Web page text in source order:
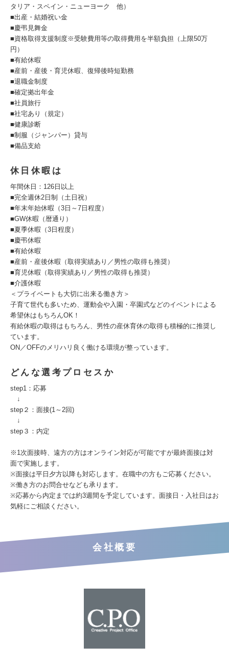
タリア・スペイン・ニューヨーク 他）
■出産・結婚祝い金
■慶弔見舞金
■資格取得支援制度※受験費用等の取得費用を半額負担（上限50万
円）
■有給休暇
■産前・産後・育児休暇、復帰後時短勤務
■退職金制度
■確定拠出年金
■社員旅行
■社宅あり（規定）
■健康診断
■制服（ジャンパー）貸与
■備品支給
休日休暇は
年間休日：126日以上
■完全週休2日制（土日祝）
■年末年始休暇（3日～7日程度）
■GW休暇（暦通り）
■夏季休暇（3日程度）
■慶弔休暇
■有給休暇
■産前・産後休暇（取得実績あり／男性の取得も推奨）
■育児休暇（取得実績あり／男性の取得も推奨）
■介護休暇
＜プライベートも大切に出来る働き方＞
子育て世代も多いため、運動会や入園・卒園式などのイベントによる
希望休はもちろんOK！
有給休暇の取得はもちろん、男性の産休育休の取得も積極的に推奨し
ています。
ON／OFFのメリハリ良く働ける環境が整っています。
どんな選考プロセスか
step1：応募
↓
step２：面接(1～2回)
↓
step３：内定
※1次面接時、遠方の方はオンライン対応が可能ですが最終面接は対
面で実施します。
※面接は平日夕方以降も対応します。在職中の方もご応募ください。
※働き方のお問合せなども承ります。
※応募から内定までは約3週間を予定しています。面接日・入社日はお
気軽にご相談ください。
会社概要